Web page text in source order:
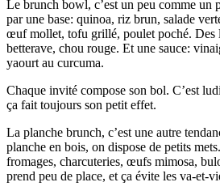
Le brunch bowl, c’est un peu comme un
par une base: quinoa, riz brun, salade
œuf mollet, tofu grillé, poulet poché. Des
betterave, chou rouge. Et une sauce:
yaourt au curcuma.
Chaque invité compose son bol. C’est
ça fait toujours son petit effet.
La planche brunch, c’est une autre
planche en bois, on dispose de petits
fromages, charcuteries, œufs mimosa,
prend peu de place, et ça évite les va-et-